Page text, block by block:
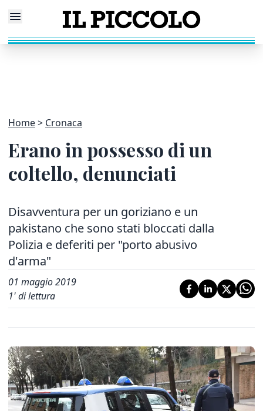
Home Cronaca
Erano in possesso di un
coltello, denunciati
Disavventura per un goriziano e un
pakistano che sono stati bloccati dalla
Polizia e deferiti per "porto abusivo
d'arma"
01 maggio 2019
1' di lettura